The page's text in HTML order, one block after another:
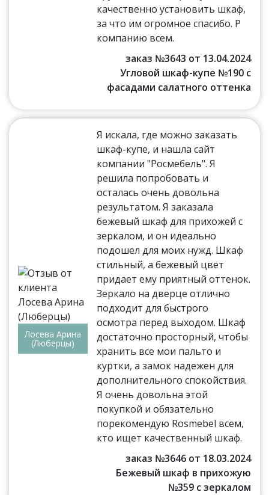
качественно установить шкаф,
за что им огромное спасибо. Р
компанию всем.
заказ №3643 от 13.04.2024
Угловой шкаф-купе №190 с
фасадами салатного оттенка
Лосева Арина
(Люберцы)
Я искала, где можно заказать
шкаф-купе, и нашла сайт
компании "Росмебель". Я
решила попробовать и
осталась очень довольна
результатом. Я заказала
бежевый шкаф для прихожей с
зеркалом, и он идеально
подошел для моих нужд. Шкаф
стильный, а бежевый цвет
придает ему приятный оттенок.
Зеркало на дверце отлично
подходит для быстрого
осмотра перед выходом. Шкаф
достаточно просторный, чтобы
хранить все мои пальто и
куртки, а замок надежен для
дополнительного спокойствия.
Я очень довольна этой
покупкой и обязательно
порекомендую Rosmebel всем,
кто ищет качественный шкаф.
заказ №3646 от 18.03.2024
Бежевый шкаф в прихожую
№359 с зеркалом